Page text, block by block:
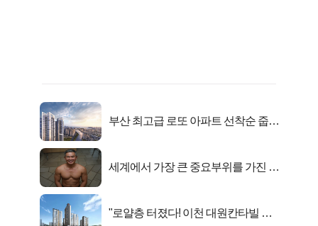
부산 최고급 로또 아파트 선착순 줍줍
세계에서 가장 큰 중요부위를 가진 남
"로얄층 터졌다! 이천 대원칸타빌 잔